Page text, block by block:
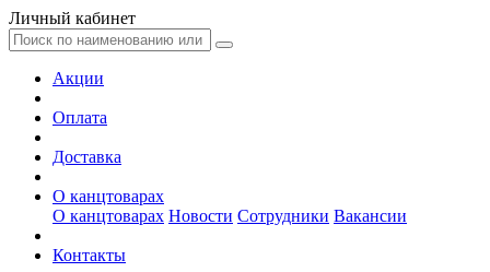
Личный кабинет
Акции
Оплата
Доставка
О канцтоварах
О канцтоварах Новости Сотрудники Вакансии
Контакты